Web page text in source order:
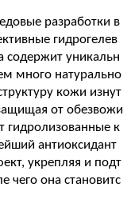
разработки в
гидрогелев
содержит уникальн
много натурально
кожи изнут
от обезвожи
гидролизованные к
антиоксидант
укрепляя и подт
чего она становитс